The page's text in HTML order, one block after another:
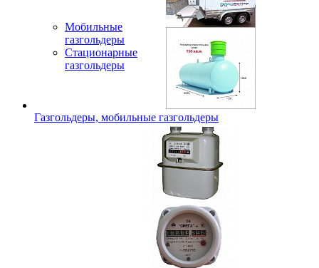
Мобильные
газгольдеры
Стационарные
газгольдеры
Газгольдеры, мобильные газгольдеры